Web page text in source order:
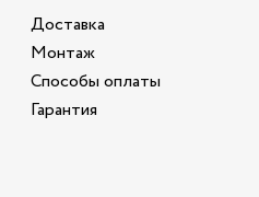
Доставка
Монтаж
Способы оплаты
Гарантия